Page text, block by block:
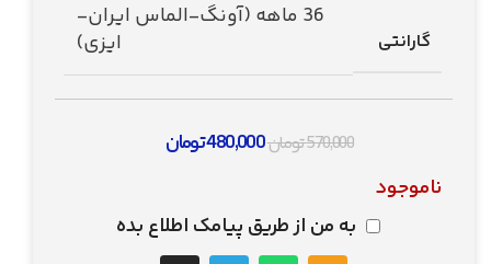
گارانتی
36 ماهه (آونگ-الماس ایران-
ایزی)
570,000تومان480,000تومان
ناموجود
به من از طریق پیامک اطلاع بده